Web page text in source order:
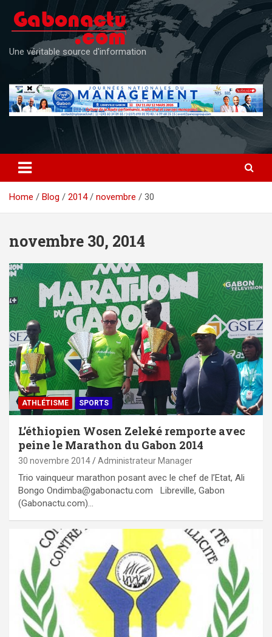
content
Une véritable source d'information
Home Blog 2014 novembre 30
novembre 30, 2014
ATHLÉTISME SPORTS
L’éthiopien Wosen Zeleké remporte avec
peine le Marathon du Gabon 2014
30 novembre 2014 Administrateur Manager
Trio vainqueur marathon posant avec le chef de l’Etat, Ali
Bongo Ondimba@gabonactu.com Libreville, Gabon
(Gabonactu.com)…